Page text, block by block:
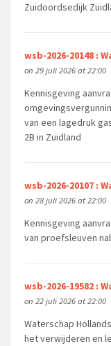
Zuidoordsedijk
wsb-2026-20148 :
on 29 juli 2026 at 22:00
Kennisgeving
van een lagedruk
2B in Zuidland
wsb-2026-20107 :
on 28 juli 2026 at 22:00
Kennisgeving
van proefsleuven
wsb-2026-19582 :
on 22 juli 2026 at 22:00
Waterschap
het verwijderen en